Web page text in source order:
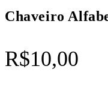
Chaveiro
R$10,00